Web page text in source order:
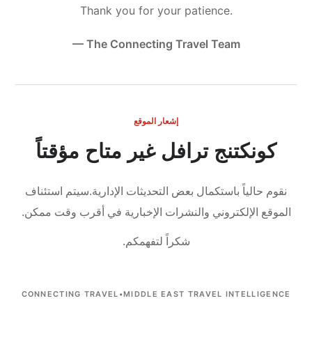
Thank you for your patience.
— The Connecting Travel Team
إشعار الموقع
كونكتنج ترافل غير متاح مؤقتاً
نقوم حالياً باستكمال بعض التحديثات الإدارية.سيتم استئناف
الموقع الإلكتروني والنشرات الإخبارية في أقرب وقت ممكن.
شكراً لتفهمكم.
CONNECTING TRAVEL •MIDDLE EAST TRAVEL INTELLIGENCE